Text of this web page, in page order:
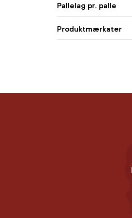
Pallelag pr. palle
Produktmærkater